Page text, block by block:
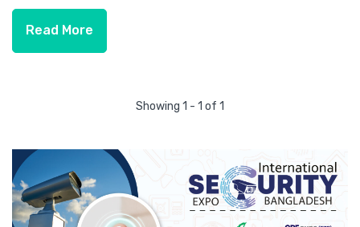
Read More
Showing 1 - 1 of 1